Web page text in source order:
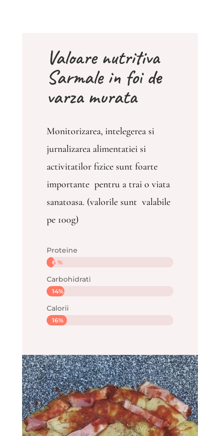
Valoare nutritiva
Sarmale in foi de
varza murata
Monitorizarea, intelegerea si
jurnalizarea alimentatiei si
activitatilor fizice sunt foarte
importante pentru a trai o viata
sanatoasa. (valorile sunt valabile
pe 100g)
Proteine
6 %
6 %
Carbohidrati
14%
14%
Calorii
16%
16%